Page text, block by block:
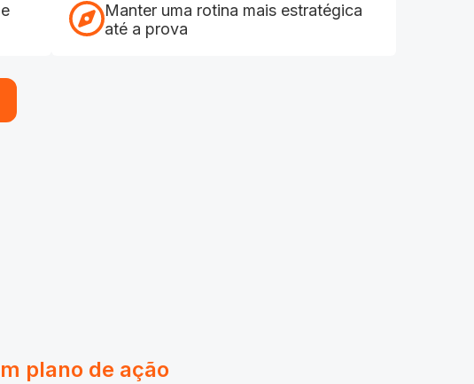
Manter uma rotina mais estratégica
até a prova
plano de ação